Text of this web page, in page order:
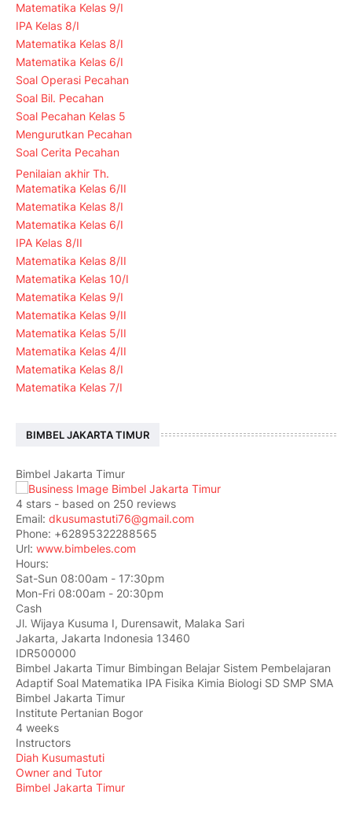
Matematika Kelas 9/I
IPA Kelas 8/I
Matematika Kelas 8/I
Matematika Kelas 6/I
Soal Operasi Pecahan
Soal Bil. Pecahan
Soal Pecahan Kelas 5
Mengurutkan Pecahan
Soal Cerita Pecahan
Penilaian akhir Th.
Matematika Kelas 6/II
Matematika Kelas 8/I
Matematika Kelas 6/I
IPA Kelas 8/II
Matematika Kelas 8/II
Matematika Kelas 10/I
Matematika Kelas 9/I
Matematika Kelas 9/II
Matematika Kelas 5/II
Matematika Kelas 4/II
Matematika Kelas 8/I
Matematika Kelas 7/I
BIMBEL JAKARTA TIMUR
Bimbel Jakarta Timur
4 stars - based on 250 reviews
Email: dkusumastuti76@gmail.com
Phone: +62895322288565
Url: www.bimbeles.com
Hours:
Sat-Sun 08:00am - 17:30pm
Mon-Fri 08:00am - 20:30pm
Cash
Jl. Wijaya Kusuma I, Durensawit, Malaka Sari
Jakarta, Jakarta Indonesia 13460
IDR500000
Bimbel Jakarta Timur Bimbingan Belajar Sistem Pembelajaran
Adaptif Soal Matematika IPA Fisika Kimia Biologi SD SMP SMA
Bimbel Jakarta Timur
Institute Pertanian Bogor
4 weeks
Instructors
Diah Kusumastuti
Owner and Tutor
Bimbel Jakarta Timur